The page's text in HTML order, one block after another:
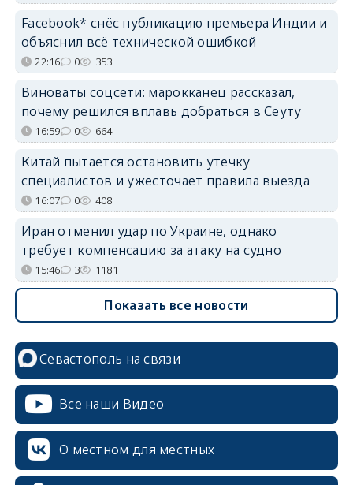
Facebook* снёс публикацию премьера Индии и
объяснил всё технической ошибкой
22:16 0 353
Виноваты соцсети: марокканец рассказал,
почему решился вплавь добраться в Сеуту
16:59 0 664
Китай пытается остановить утечку
специалистов и ужесточает правила выезда
16:07 0 408
Иран отменил удар по Украине, однако
требует компенсацию за атаку на судно
15:46 3 1181
Показать все новости
Севастополь на связи
Все наши Видео
О местном для местных